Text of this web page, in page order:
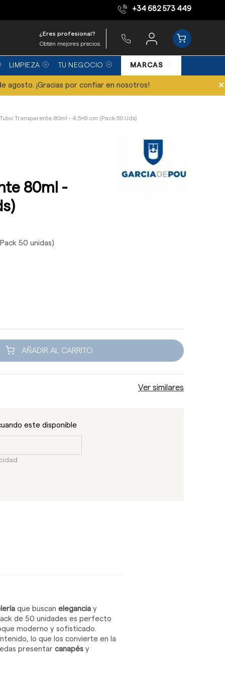
Equipo de expertos +34 682 573 449
¿Eres profesional?
Obtén mejores precios
LIMPIEZA TU NEGOCIO MARCAS
agosto. ¡Gracias por confiar en nosotros! ×
Transparente 80ml - 4,5x8 cm (Pack 50 Uds)
80ml -
50 unidas)
AÑADIR AL CARRITO
Ver similares
este disponible
que buscan eleganciay
de 50 unidades es perfecto
moderno y sofisticado.
lo que los convierte en la
presentar canapésy